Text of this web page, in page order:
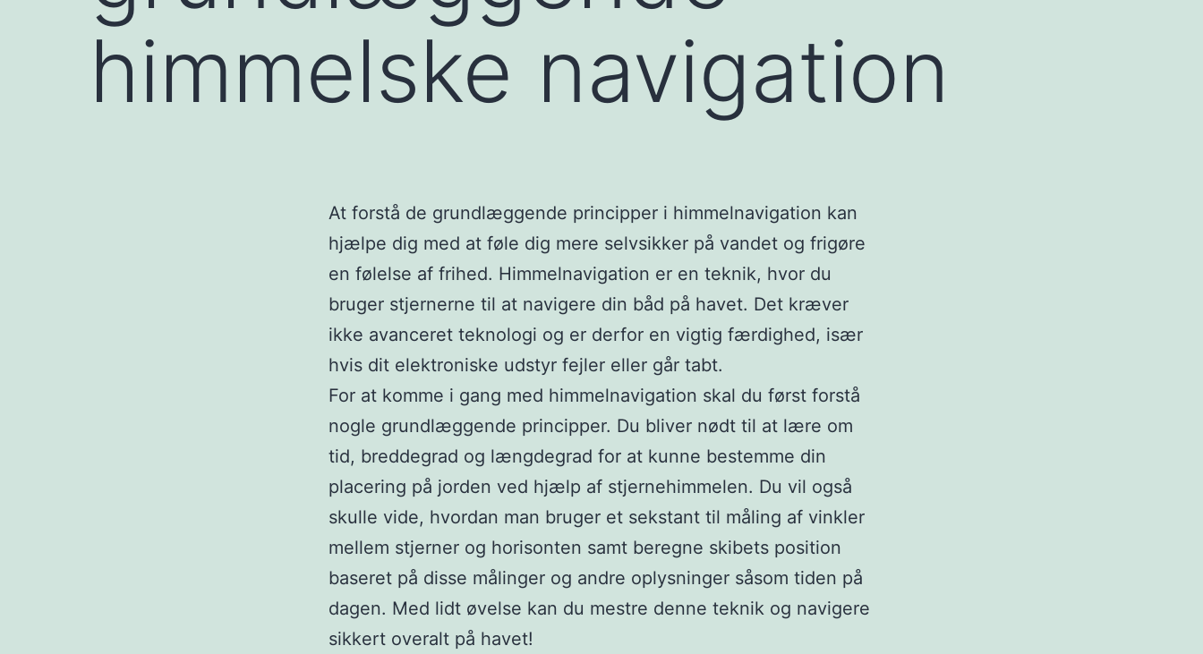
himmelske navigation
At forstå de grundlæggende principper i himmelnavigation kan
hjælpe dig med at føle dig mere selvsikker på vandet og frigøre
en følelse af frihed. Himmelnavigation er en teknik, hvor du
bruger stjernerne til at navigere din båd på havet. Det kræver
ikke avanceret teknologi og er derfor en vigtig færdighed, især
hvis dit elektroniske udstyr fejler eller går tabt.
For at komme i gang med himmelnavigation skal du først forstå
nogle grundlæggende principper. Du bliver nødt til at lære om
tid, breddegrad og længdegrad for at kunne bestemme din
placering på jorden ved hjælp af stjernehimmelen. Du vil også
skulle vide, hvordan man bruger et sekstant til måling af vinkler
mellem stjerner og horisonten samt beregne skibets position
baseret på disse målinger og andre oplysninger såsom tiden på
dagen. Med lidt øvelse kan du mestre denne teknik og navigere
sikkert overalt på havet!